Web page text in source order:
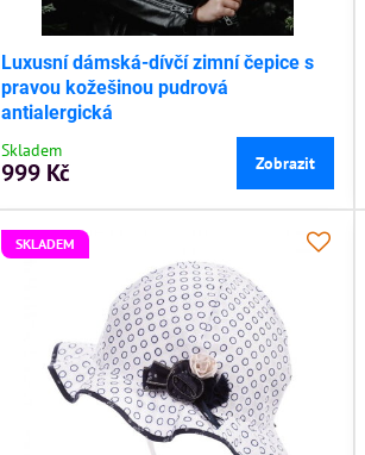
Luxusní dámská-dívčí zimní čepice s
pravou kožešinou pudrová
antialergická
Skladem
999 Kč Zobrazit
SKLADEM